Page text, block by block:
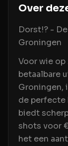
Over
Dorst!? -
Groningen
Voor wie op
betaalbare
Groningen,
de perfecte
biedt
shots voor
het een